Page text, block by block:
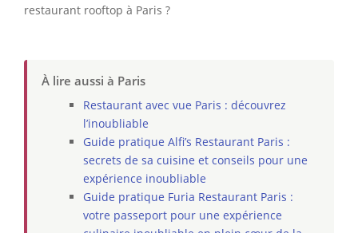
restaurant rooftop à Paris ?
À lire aussi à Paris
Restaurant avec vue Paris : découvrez
l’inoubliable
Guide pratique Alfi’s Restaurant Paris :
secrets de sa cuisine et conseils pour une
expérience inoubliable
Guide pratique Furia Restaurant Paris :
votre passeport pour une expérience